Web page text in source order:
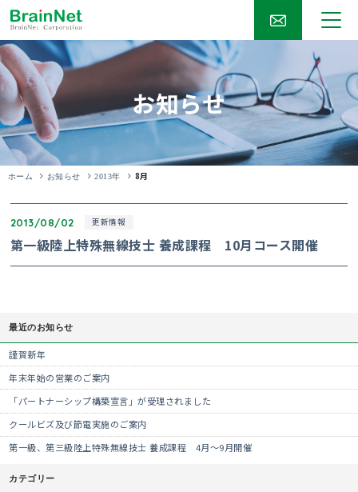
お知らせ
ホーム お知らせ 2013年 8月
2013/08/02 更新情報
第一級陸上特殊無線技士 養成課程 10月コース開催
最近のお知らせ
謹賀新年
年末年始の営業のご案内
「パートナーシップ構築宣言」が受理されました
クールビズ及び節電実施のご案内
第一級、第三級陸上特殊無線技士 養成課程 4月～9月開催
カテゴリー